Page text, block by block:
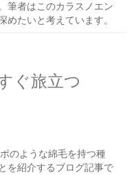
筆者はこのカラスノエン
めたいと考えています。
ぐ旅立つ
のような綿毛を持つ種
を紹介するブログ記事で